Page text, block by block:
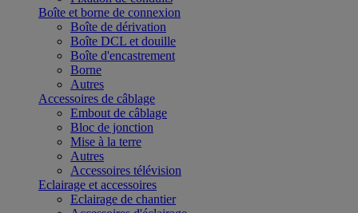
Boîte et borne de connexion
Boîte de dérivation
Boîte DCL et douille
Boîte d'encastrement
Borne
Autres
Accessoires de câblage
Embout de câblage
Bloc de jonction
Mise à la terre
Autres
Accessoires télévision
Eclairage et accessoires
Eclairage de chantier